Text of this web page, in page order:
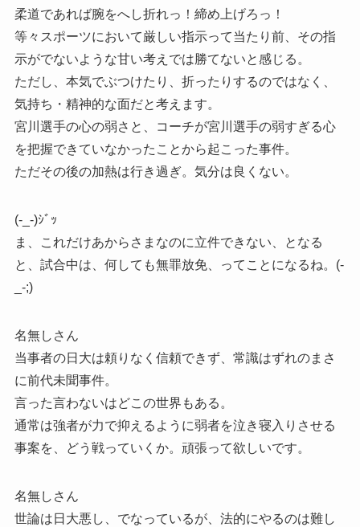
柔道であれば腕をへし折れっ！締め上げろっ！
等々スポーツにおいて厳しい指示って当たり前、その指
示がでないような甘い考えでは勝てないと感じる。
ただし、本気でぶつけたり、折ったりするのではなく、
気持ち・精神的な面だと考えます。
宮川選手の心の弱さと、コーチが宮川選手の弱すぎる心
を把握できていなかったことから起こった事件。
ただその後の加熱は行き過ぎ。気分は良くない。
(-_-)ｼﾞｯ
ま、これだけあからさまなのに立件できない、となる
と、試合中は、何しても無罪放免、ってことになるね。(-
_-;)
名無しさん
当事者の日大は頼りなく信頼できず、常識はずれのまさ
に前代未聞事件。
言った言わないはどこの世界もある。
通常は強者が力で抑えるように弱者を泣き寝入りさせる
事案を、どう戦っていくか。頑張って欲しいです。
名無しさん
世論は日大悪し、でなっているが、法的にやるのは難し